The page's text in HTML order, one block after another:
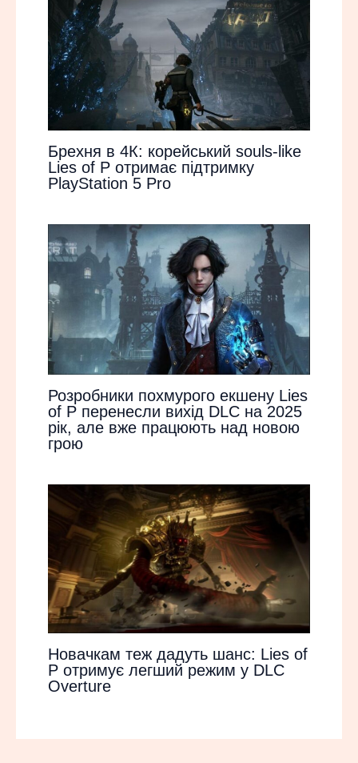
Брехня в 4К: корейський souls-like
Lies of P отримає підтримку
PlayStation 5 Pro
Розробники похмурого екшену Lies
of P перенесли вихід DLC на 2025
рік, але вже працюють над новою
грою
Новачкам теж дадуть шанс: Lies of
P отримує легший режим у DLC
Overture